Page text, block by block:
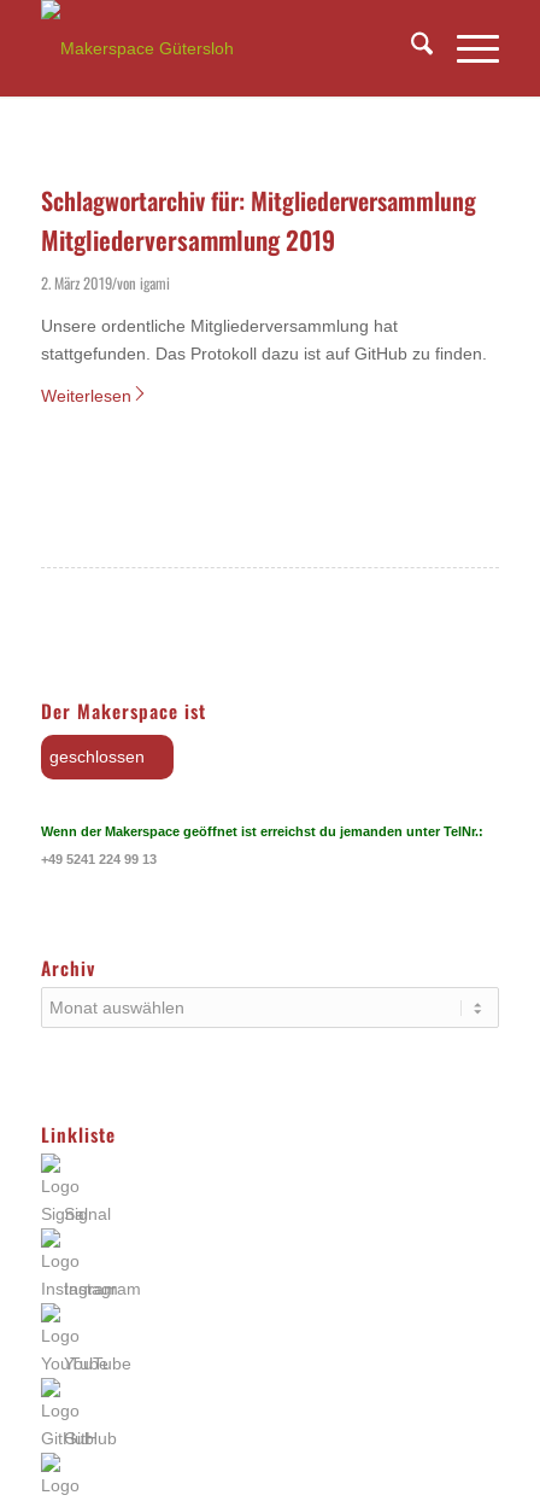
Schlagwortarchiv für: Mitgliederversammlung
Mitgliederversammlung 2019
2. März 2019/von igami
Unsere ordentliche Mitgliederversammlung hat
stattgefunden. Das Protokoll dazu ist auf GitHub zu finden.
Weiterlesen
Der Makerspace ist
geschlossen
Wenn der Makerspace geöffnet ist erreichst du jemanden unter TelNr.:
+49 5241 224 99 13
Archiv
Linkliste
Signal
Instagram
YouTube
GitHub